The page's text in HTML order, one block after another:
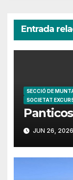
Entrada
SECCIÓ DE
SOCIETAT
JUN 26, 2026